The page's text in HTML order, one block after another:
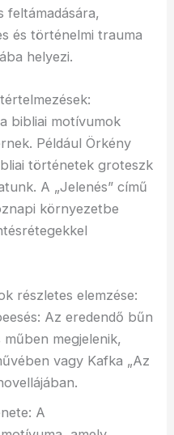
feltámadására,
és történelmi trauma
helyezi.
bibliai motívumok
Például Örkény
történetek groteszk
A „Jelenés” című
környezetbe
részletes elemzése:
Az eredendő bűn
megjelenik,
vagy Kafka „Az
A